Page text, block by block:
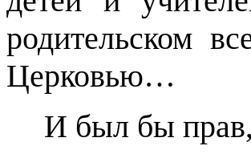
родительском
Церковью…
И был бы